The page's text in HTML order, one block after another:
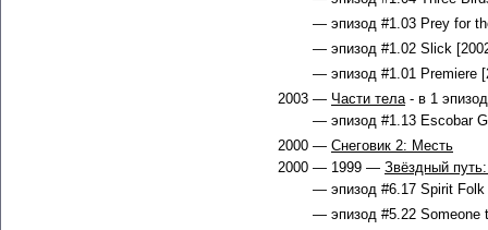
— эпизод #1.03 Prey for
— эпизод #1.02 Slick
— эпизод #1.01 Premiere
2003 — Части тела- в 1
— эпизод #1.13 Escobar
2000 — Снеговик 2: Месть
2000 — 1999 — Звёздный
— эпизод #6.17 Spirit Folk
— эпизод #5.22 Someone